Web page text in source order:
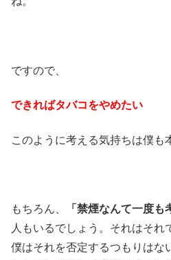
ですので、
できればタバコをやめたい
このように考える気持ちは僕も
もちろん、 「禁煙なんて一度も
人もいるでしょう。それはそれ
僕はそれを否定するつもりはな